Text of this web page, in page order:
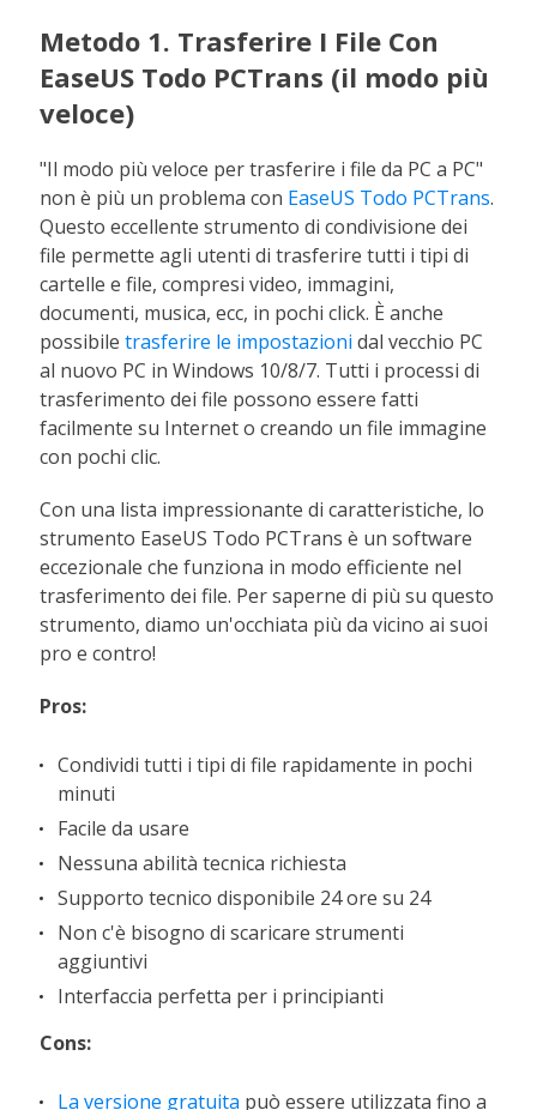
Metodo 1. Trasferire I File Con
EaseUS Todo PCTrans (il modo più
veloce)
"Il modo più veloce per trasferire i file da PC a PC"
non è più un problema con EaseUS Todo PCTrans.
Questo eccellente strumento di condivisione dei
file permette agli utenti di trasferire tutti i tipi di
cartelle e file, compresi video, immagini,
documenti, musica, ecc, in pochi click. È anche
possibiletrasferire le impostazioni dal vecchio PC
al nuovo PC in Windows 10/8/7. Tutti i processi di
trasferimento dei file possono essere fatti
facilmente su Internet o creando un file immagine
con pochi clic.
Con una lista impressionante di caratteristiche, lo
strumento EaseUS Todo PCTrans è un software
eccezionale che funziona in modo efficiente nel
trasferimento dei file. Per saperne di più su questo
strumento, diamo un'occhiata più da vicino ai suoi
pro e contro!
Pros:
Condividi tutti i tipi di file rapidamente in pochi
minuti
Facile da usare
Nessuna abilità tecnica richiesta
Supporto tecnico disponibile 24 ore su 24
Non c'è bisogno di scaricare strumenti
aggiuntivi
Interfaccia perfetta per i principianti
Cons:
La versione gratuita può essere utilizzata fino a